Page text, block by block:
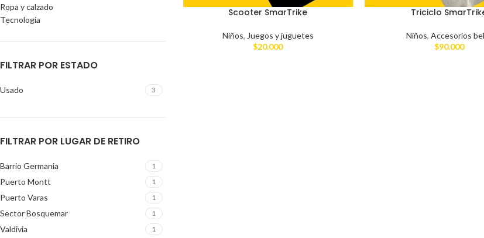
Ropa y calzado
Tecnología
FILTRAR POR ESTADO
Usado 3
FILTRAR POR LUGAR DE RETIRO
Barrio Germania 1
Puerto Montt 1
Puerto Varas 1
Sector Bosquemar 1
Valdivia 1
Scooter SmarTrike
Niños, Juegos y juguetes
$20.000
Triciclo
Niños, Accesorios
$90.000